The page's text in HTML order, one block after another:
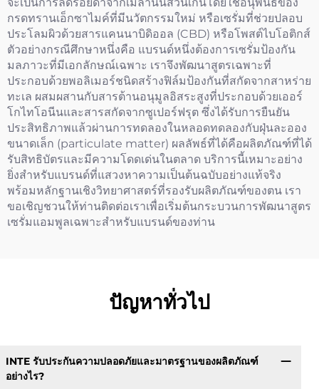
กรดทรานเอ็กซาไมค์ที่มีนวัตกรรมใหม่ หรือเซรั่มที่ช่วยปลอบ
ประโลมผิวด้วยสารแคนนาบิดิออล (CBD) หรือโพสต์ไบโอติกส์
ตัวอย่างกรณีศึกษาหนึ่งคือ แบรนด์หนึ่งต้องการเซรั่มป้องกัน
มลภาวะที่มีเอกลักษณ์เฉพาะ เราจึงพัฒนาสูตรเฉพาะที่
ประกอบด้วยพอลิเมอร์ชนิดสร้างฟิล์มป้องกันที่สกัดจากสาหร่าย
ทะเล ผสมผสานกับสารต้านอนุมูลอิสระสูงที่ประกอบด้วยเออร์
โกไทโอนีนและสารสกัดจากซูเปอร์ฟรุต ซึ่งได้รับการยืนยัน
ประสิทธิภาพแล้วผ่านการทดลองในหลอดทดลองกับฝุ่นละออง
ขนาดเล็ก (particulate matter) ผลลัพธ์ที่ได้คือผลิตภัณฑ์ที่ได้
รับสิทธิบัตรและมีความโดดเด่นในตลาด บริการนี้เหมาะอย่าง
ยิ่งสำหรับแบรนด์ที่แสวงหาความเป็นต้นฉบับอย่างแท้จริง
พร้อมหลักฐานเชิงวิทยาศาสตร์ที่รองรับผลิตภัณฑ์ของตน เรา
ขอเชิญชวนให้ท่านติดต่อเราเพื่อเริ่มต้นกระบวนการพัฒนาสูตร
เซรั่มแอมพูลเฉพาะสำหรับแบรนด์ของท่าน
ปัญหาทั่วไป
INTE รับประกันความปลอดภัยและมาตรฐานของผลิตภัณฑ์
อย่างไร?